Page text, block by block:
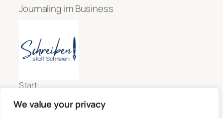
We value your privacy
Journaling im Business
Start
Claudia ScheidemannDatenschutzerklärung